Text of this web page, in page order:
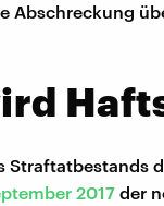
Abschreckung
Straftatbestands
2017 der